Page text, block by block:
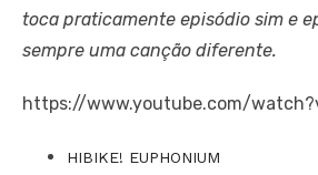
toca praticamente episódio sim e
sempre uma canção diferente.
https://www.youtube.com/
HIBIKE! EUPHONIUM